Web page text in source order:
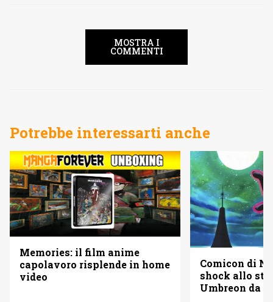
MOSTRA I
COMMENTI
Potrebbe interessarti anche
Memories: il film anime
capolavoro risplende in home
video
Comicon di
shock allo
Umbreon da